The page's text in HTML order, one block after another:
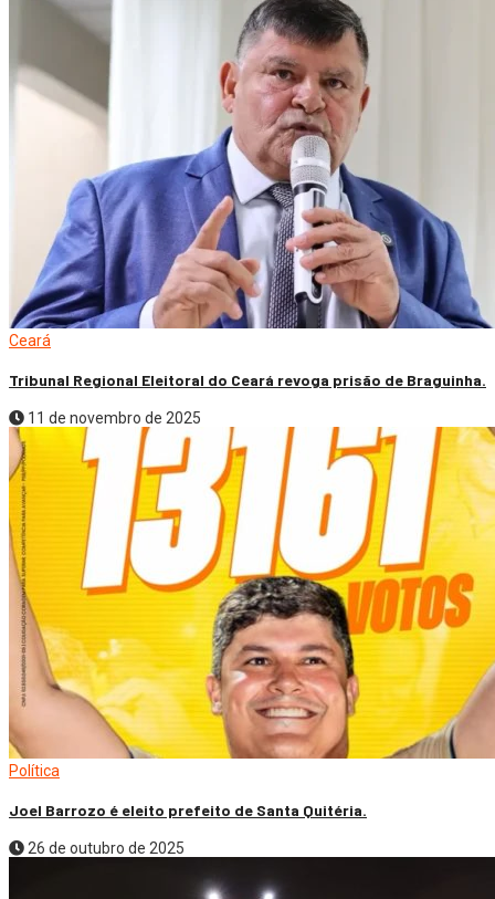
Ceará
Tribunal Regional Eleitoral do Ceará revoga prisão de Braguinha.
11 de novembro de 2025
Política
Joel Barrozo é eleito prefeito de Santa Quitéria.
26 de outubro de 2025